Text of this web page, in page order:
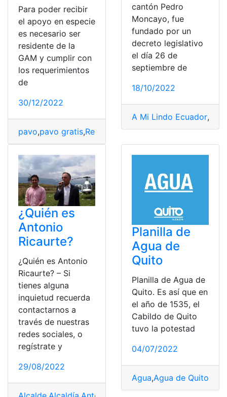
Para poder recibir
el apoyo en especie
es necesario ser
residente de la
GAM y cumplir con
los requerimientos
de
30/12/2022
pavo,pavo gratis,Relleno de Pavo
cantón Pedro
Moncayo, fue
fundado por un
decreto legislativo
el día 26 de
septiembre de
18/10/2022
A Mi Lindo Ecuador,
¿Quién es
Antonio
Ricaurte?
¿Quién es Antonio
Ricaurte? – Si
tienes alguna
inquietud recuerda
contactarnos a
través de nuestras
redes sociales, o
regístrate y
29/08/2022
Planilla de
Agua de
Quito
Planilla de Agua de
Quito. Es así que en
el año de 1535, el
Cabildo de Quito
tuvo la potestad
04/07/2022
Agua,Agua de Quito